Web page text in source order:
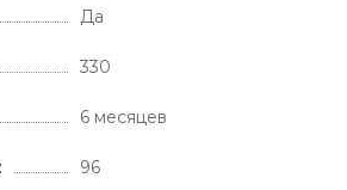
Да
330
6 месяцев
96